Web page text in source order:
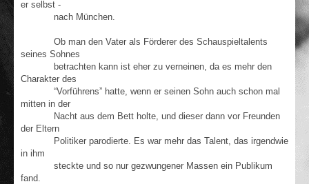
er selbst -
nach München.
Ob man den Vater als Förderer des Schauspieltalents
seines Sohnes
betrachten kann ist eher zu verneinen, da es mehr den
Charakter des
“Vorführens” hatte, wenn er seinen Sohn auch schon mal
mitten in der
Nacht aus dem Bett holte, und dieser dann vor Freunden
der Eltern
Politiker parodierte. Es war mehr das Talent, das irgendwie
in ihm
steckte und so nur gezwungener Massen ein Publikum
fand.